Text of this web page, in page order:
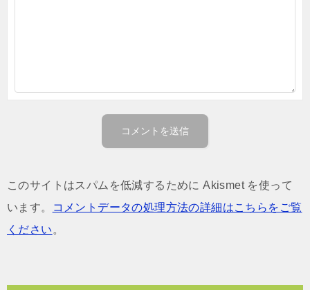
このサイトはスパムを低減するために Akismet を使って
います。
コメントデータの処理方法の詳細はこちらをご覧
ください 。